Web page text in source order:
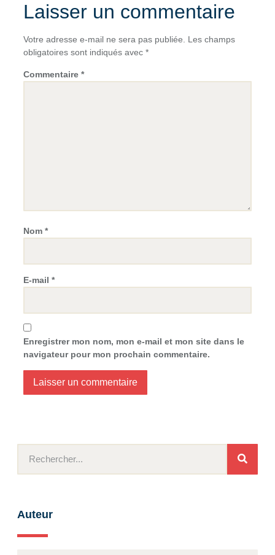
Laisser un commentaire
Votre adresse e-mail ne sera pas publiée. Les champs
obligatoires sont indiqués avec *
Commentaire *
Nom *
E-mail *
Enregistrer mon nom, mon e-mail et mon site dans le
navigateur pour mon prochain commentaire.
Auteur